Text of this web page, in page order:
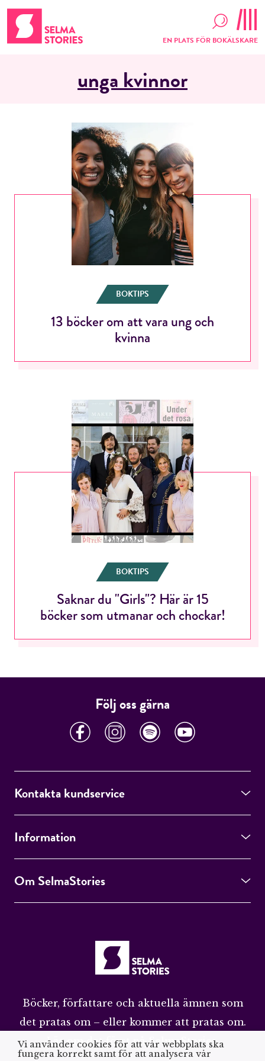
EN PLATS FÖR BOKÄLSKARE
RÖSTA
Jag accepterar villkoren.
RÖSTA
unga kvinnor
BOKTIPS
13 böcker om att vara ung och
kvinna
BOKTIPS
Saknar du "Girls"? Här är 15
böcker som utmanar och chockar!
Följ oss gärna
Kontakta kundservice
Information
Om SelmaStories
Böcker, författare och aktuella ämnen som
det pratas om – eller kommer att pratas om.
Läs om det först på SelmaStories.
Vi använder cookies för att vår webbplats ska
fungera korrekt samt för att analysera vår